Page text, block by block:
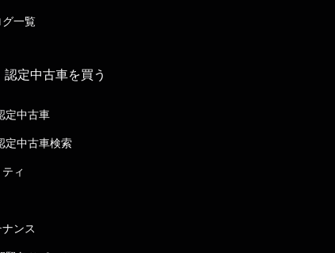
一覧
定中古車を買う
定中古車
定中古車検索
ィ
ナンス